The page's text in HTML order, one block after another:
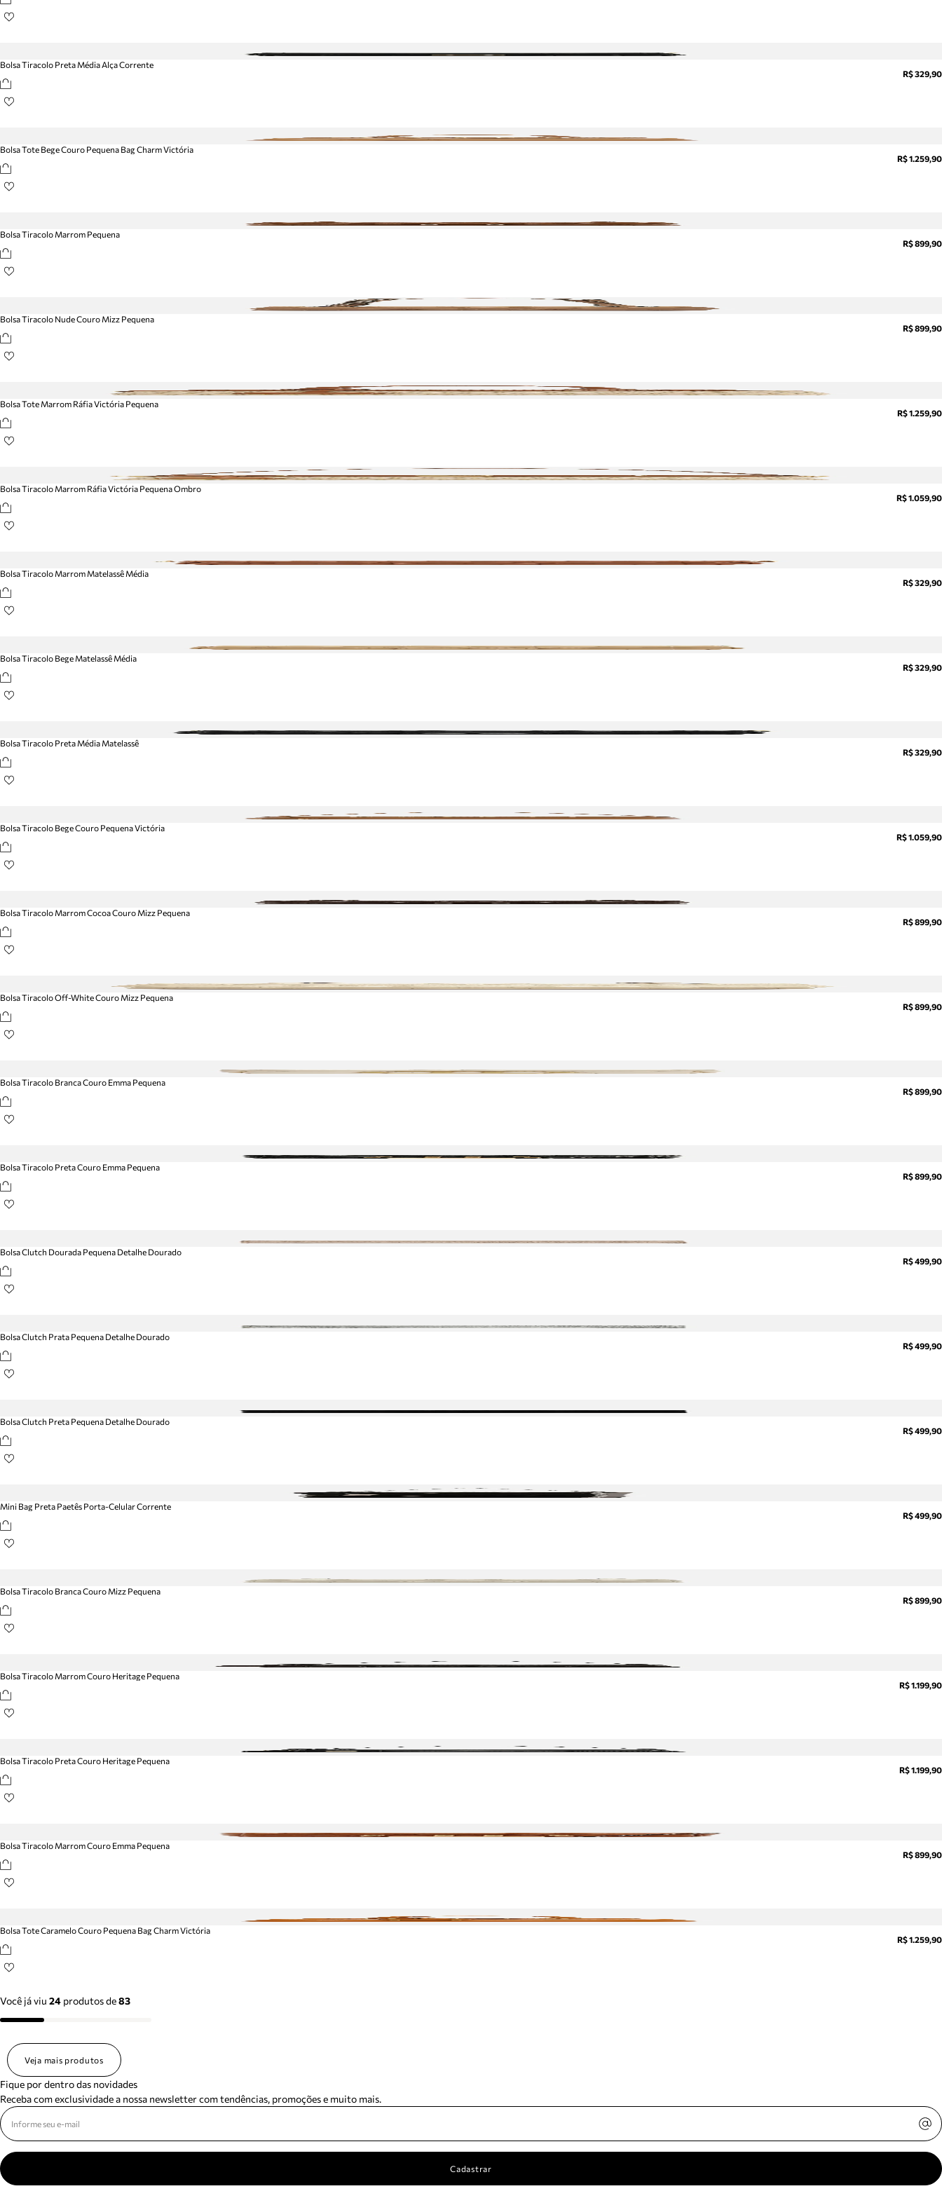
Bolsa Tiracolo Preta Média Alça Corrente
R$ 329,90
Bolsa Tote Bege Couro Pequena Bag Charm Victória
R$ 1.259,90
Bolsa Tiracolo Marrom Pequena
R$ 899,90
Bolsa Tiracolo Nude Couro Mizz Pequena
R$ 899,90
Bolsa Tote Marrom Ráfia Victória Pequena
R$ 1.259,90
Bolsa Tiracolo Marrom Ráfia Victória Pequena Ombro
R$ 1.059,90
Bolsa Tiracolo Marrom Matelassê Média
R$ 329,90
Bolsa Tiracolo Bege Matelassê Média
R$ 329,90
Bolsa Tiracolo Preta Média Matelassê
R$ 329,90
Bolsa Tiracolo Bege Couro Pequena Victória
R$ 1.059,90
Bolsa Tiracolo Marrom Cocoa Couro Mizz Pequena
R$ 899,90
Bolsa Tiracolo Off-White Couro Mizz Pequena
R$ 899,90
Bolsa Tiracolo Branca Couro Emma Pequena
R$ 899,90
Bolsa Tiracolo Preta Couro Emma Pequena
R$ 899,90
Bolsa Clutch Dourada Pequena Detalhe Dourado
R$ 499,90
Bolsa Clutch Prata Pequena Detalhe Dourado
R$ 499,90
Bolsa Clutch Preta Pequena Detalhe Dourado
R$ 499,90
Mini Bag Preta Paetês Porta-Celular Corrente
R$ 499,90
Bolsa Tiracolo Branca Couro Mizz Pequena
R$ 899,90
Bolsa Tiracolo Marrom Couro Heritage Pequena
R$ 1.199,90
Bolsa Tiracolo Preta Couro Heritage Pequena
R$ 1.199,90
Bolsa Tiracolo Marrom Couro Emma Pequena
R$ 899,90
Bolsa Tote Caramelo Couro Pequena Bag Charm Victória
R$ 1.259,90
Você já viu 24 produtosde83
Veja mais produtos
Fique por dentro das novidades
Receba com exclusividade a nossa newsletter com tendências, promoções e muito mais.
Cadastrar